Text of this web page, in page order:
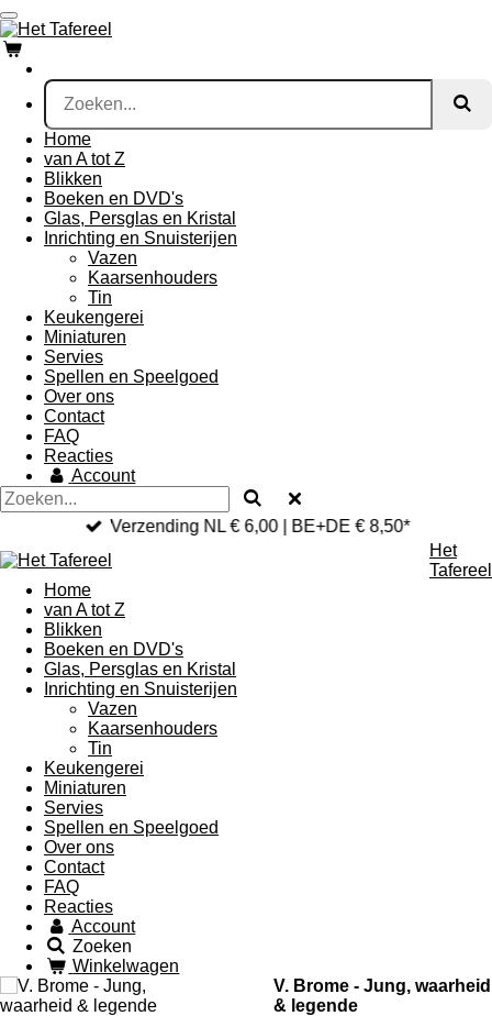
Ga
direct
naar
de
hoofdinhoud
Home
van A tot Z
Blikken
Boeken en DVD's
Glas, Persglas en Kristal
Inrichting en Snuisterijen
Vazen
Kaarsenhouders
Tin
Keukengerei
Miniaturen
Servies
Spellen en Speelgoed
Over ons
Contact
FAQ
Reacties
Account
Verzending NL € 6,00 | BE+DE € 8,50*
Het
Tafereel
Home
van A tot Z
Blikken
Boeken en DVD's
Glas, Persglas en Kristal
Inrichting en Snuisterijen
Vazen
Kaarsenhouders
Tin
Keukengerei
Miniaturen
Servies
Spellen en Speelgoed
Over ons
Contact
FAQ
Reacties
Account
Zoeken
Winkelwagen
V. Brome - Jung, waarheid
& legende